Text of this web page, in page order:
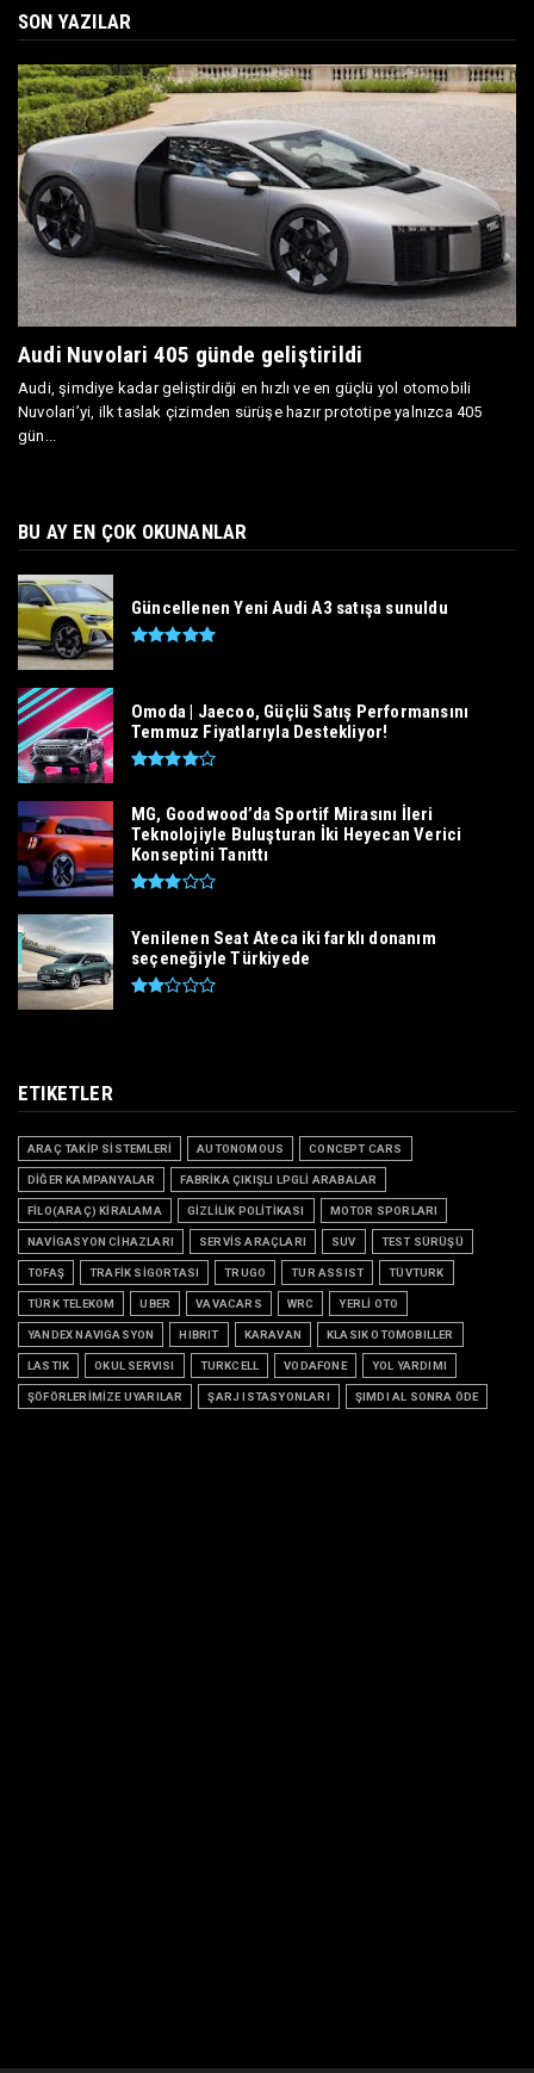
SON YAZILAR
Audi Nuvolari 405 günde geliştirildi
Audi, şimdiye kadar geliştirdiği en hızlı ve en güçlü yol otomobili
Nuvolari’yi, ilk taslak çizimden sürüşe hazır prototipe yalnızca 405
gün...
BU AY EN ÇOK OKUNANLAR
Güncellenen Yeni Audi A3 satışa sunuldu
Omoda | Jaecoo, Güçlü Satış Performansını
Temmuz Fiyatlarıyla Destekliyor!
MG, Goodwood’da Sportif Mirasını İleri
Teknolojiyle Buluşturan İki Heyecan Verici
Konseptini Tanıttı
Yenilenen Seat Ateca iki farklı donanım
seçeneğiyle Türkiyede
ETIKETLER
ARAÇ TAKİP SİSTEMLERİ AUTONOMOUS CONCEPT CARS
DİĞER KAMPANYALAR FABRİKA ÇIKIŞLI LPGLİ ARABALAR
FİLO(ARAÇ) KİRALAMA GİZLİLİK POLİTİKASI MOTOR SPORLARI
NAVİGASYON CİHAZLARI SERVİS ARAÇLARI SUV TEST SÜRÜŞÜ
TOFAŞ TRAFİK SİGORTASI TRUGO TUR ASSIST TÜVTURK
TÜRK TELEKOM UBER VAVACARS WRC YERLİ OTO
YANDEX NAVIGASYON HIBRIT KARAVAN KLASIK OTOMOBILLER
LASTIK OKUL SERVISI TURKCELL VODAFONE YOL YARDIMI
ŞÖFÖRLERİMİZE UYARILAR ŞARJ ISTASYONLARI ŞIMDI AL SONRA ÖDE